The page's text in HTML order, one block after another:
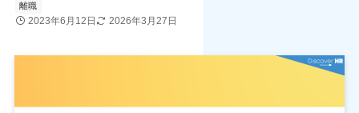
離職
2023年6月12日 2026年3月27日